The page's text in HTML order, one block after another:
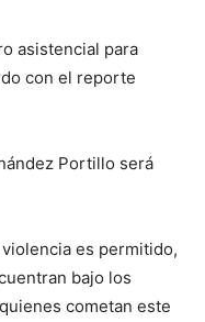
asistencial para
con el reporte
Portillo será
es permitido,
bajo los
cometan este